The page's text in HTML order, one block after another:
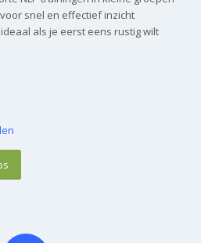
snel en effectief inzicht
als je eerst eens rustig wilt